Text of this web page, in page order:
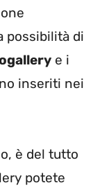
possibilità di
e i
inseriti nei
è del tutto
potete